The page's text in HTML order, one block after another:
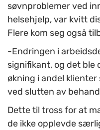
søvnproblemer ved
helsehjelp, var kvitt
Flere kom seg også
-Endringen i
signifikant, og det ble
økning i andel
ved slutten av
Dette til tross for at
de ikke opplevde